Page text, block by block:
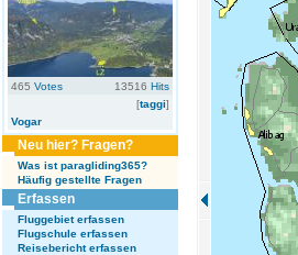
465 Votes 13516 Hits
[taggi]
Vogar
Neu hier? Fragen?
Was ist paragliding365?
Häufig gestellte Fragen
Erfassen
Fluggebiet erfassen
Flugschule erfassen
Reisebericht erfassen